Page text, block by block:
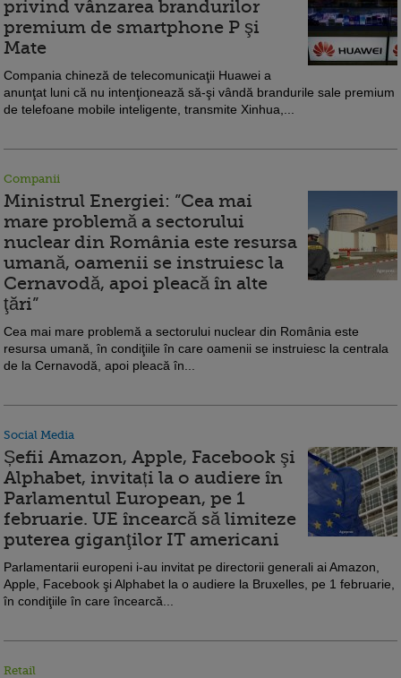
privind vânzarea brandurilor
premium de smartphone P şi
Mate
Compania chineză de telecomunicaţii Huawei a
anunţat luni că nu intenţionează să-şi vândă brandurile sale premium
de telefoane mobile inteligente, transmite Xinhua,...
Companii
Ministrul Energiei: ”Cea mai
mare problemă a sectorului
nuclear din România este resursa
umană, oamenii se instruiesc la
Cernavodă, apoi pleacă în alte
ţări”
Cea mai mare problemă a sectorului nuclear din România este
resursa umană, în condiţiile în care oamenii se instruiesc la centrala
de la Cernavodă, apoi pleacă în...
Social Media
Șefii Amazon, Apple, Facebook şi
Alphabet, invitați la o audiere în
Parlamentul European, pe 1
februarie. UE încearcă să limiteze
puterea giganţilor IT americani
Parlamentarii europeni i-au invitat pe directorii generali ai Amazon,
Apple, Facebook şi Alphabet la o audiere la Bruxelles, pe 1 februarie,
în condiţiile în care încearcă...
Retail